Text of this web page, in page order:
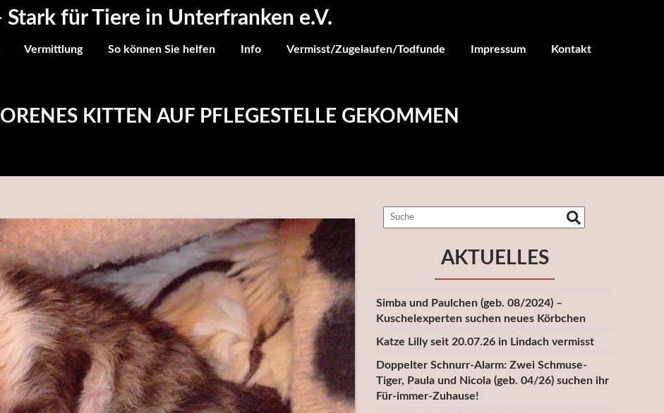
für Tiere in Unterfranken e.V.
Vermittlung So können Sie helfen Info Vermisst/Zugelaufen/Todfunde Impressum Kontakt
KITTEN AUF PFLEGESTELLE GEKOMMEN
AKTUELLES
Simba und Paulchen (geb. 08/2024) –
Kuschelexperten suchen neues Körbchen
Katze Lilly seit 20.07.26 in Lindach vermisst
Doppelter Schnurr-Alarm: Zwei Schmuse-
Tiger, Paula und Nicola (geb. 04/26) suchen ihr
Für-immer-Zuhause!